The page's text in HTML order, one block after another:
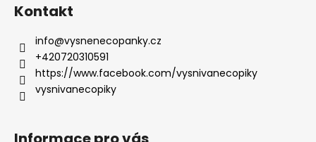
Kontakt
info@vysnenecopanky.cz
+420720310591
https://www.facebook.com/vysnivanecopiky
vysnivanecopiky